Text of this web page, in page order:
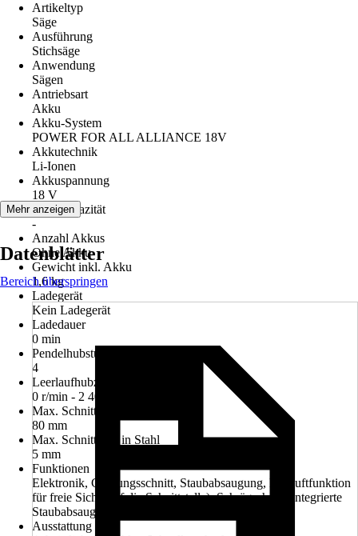
Artikeltyp
Säge
Ausführung
Stichsäge
Anwendung
Sägen
Antriebsart
Akku
Akku-System
POWER FOR ALL ALLIANCE 18V
Akkutechnik
Li-Ionen
Akkuspannung
18 V
Akkukapazität
-
Anzahl Akkus
Ohne Akku
Gewicht inkl. Akku
1,6 kg
Ladegerät
Kein Ladegerät
Ladedauer
0 min
Pendelhubstufen
4
Leerlaufhubzahl
0 r/min - 2 400 r/min
Max. Schnitttiefe in Holz
80 mm
Max. Schnitttiefe in Stahl
5 mm
Funktionen
Elektronik, Gehrungsschnitt, Staubabsaugung, Blasluftfunktion
für freie Sicht (auf die Schnittstelle), Schrägschnitt, Integrierte
Staubabsaugung, Anschluss für Staubabsaugung
Ausstattung
Mehr anzeigen
Datenblätter
Bereich überspringen